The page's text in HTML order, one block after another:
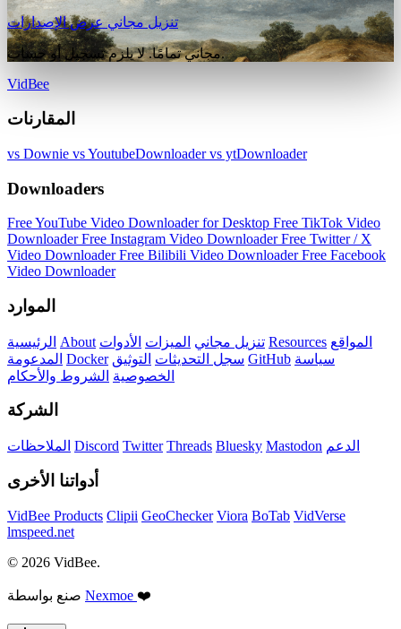
تنزيل مجانيعرض الإصدارات
مجاني تمامًا. لا يلزم تسجيل أو حساب.
VidBee
المقارنات
vs Downie vs YoutubeDownloadervs ytDownloader
Downloaders
Free YouTube Video Downloader for Desktop Free TikTok Video
DownloaderFree Instagram Video DownloaderFree Twitter / X
Video DownloaderFree Bilibili Video DownloaderFree Facebook
Video Downloader
الموارد
الرئيسية About تنزيل مجاني الميزات الأدوات Resources المواقع
المدعومة Docker سجل التحديثات التوثيق GitHub سياسة
الخصوصية الشروط والأحكام
الشركة
الملاحظات Discord Twitter Threads Bluesky Mastodon الدعم
أدواتنا الأخرى
VidBee Products Clipii GeoChecker Viora BoTab VidVerse
lmspeed.net
© 2026 VidBee.
Nexmoe ❤️